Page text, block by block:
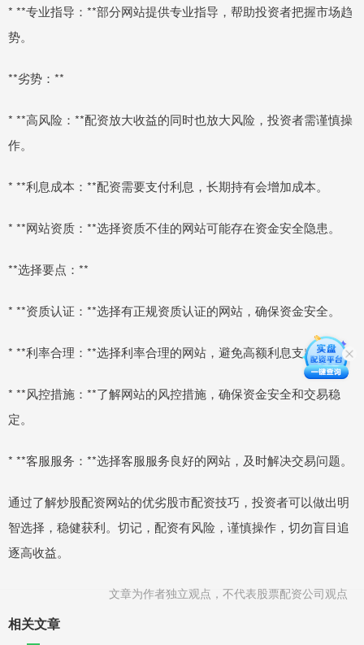
* **专业指导：**部分网站提供专业指导，帮助投资者把握市场趋
势。
**劣势：**
* **高风险：**配资放大收益的同时也放大风险，投资者需谨慎操
作。
* **利息成本：**配资需要支付利息，长期持有会增加成本。
* **网站资质：**选择资质不佳的网站可能存在资金安全隐患。
**选择要点：**
* **资质认证：**选择有正规资质认证的网站，确保资金安全。
* **利率合理：**选择利率合理的网站，避免高额利息支出。
* **风控措施：**了解网站的风控措施，确保资金安全和交易稳
定。
* **客服服务：**选择客服服务良好的网站，及时解决交易问题。
通过了解炒股配资网站的优劣股市配资技巧，投资者可以做出明
智选择，稳健获利。切记，配资有风险，谨慎操作，切勿盲目追
逐高收益。
文章为作者独立观点，不代表股票配资公司观点
相关文章